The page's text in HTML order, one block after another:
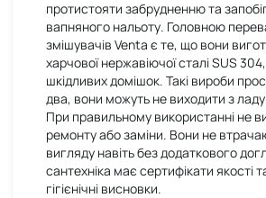
протистояти забрудненню та
вапняного нальоту. Головною
змішувачів Venta є те, що вони
харчової нержавіючої сталі SUS
шкідливих домішок. Такі вироби
два, вони можуть не виходити з
При правильному використанні не
ремонту або заміни. Вони не
вигляду навіть без додаткового
сантехніка має сертифікати якості
гігієнічні висновки.